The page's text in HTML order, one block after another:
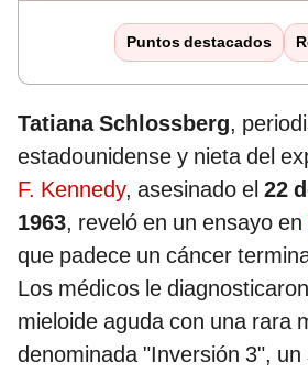
Puntos destacados
Tatiana Schlossberg,
estadounidense y nieta del
F. Kennedy, asesinado el 22
1963, reveló en un ensayo en
que padece un cáncer
Los médicos le
mieloide aguda con una rara
denominada "Inversión 3", un